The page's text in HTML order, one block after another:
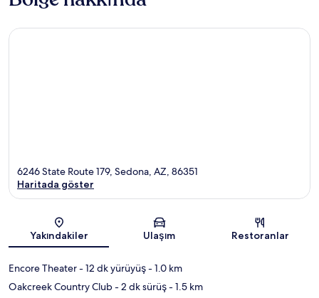
Harita
6246 State Route 179, Sedona, AZ, 86351
Haritada göster
Yakındakiler Ulaşım Restoranlar
Encore Theater- 12 dk yürüyüş- 1.0 km
Oakcreek Country Club- 2 dk sürüş- 1.5 km